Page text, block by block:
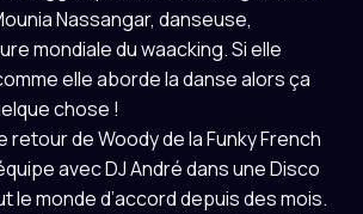
Nassangar, danseuse,
mondiale du waacking. Si elle
elle aborde la danse alors ça
chose !
retour de Woody de la Funky French
avec DJ André dans une Disco
le monde d’accord depuis des mois.